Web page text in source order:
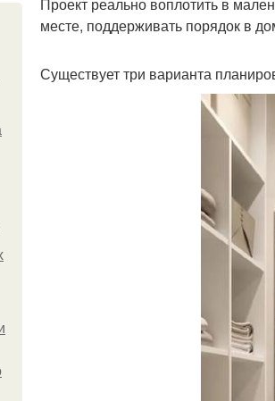
месте, поддерживать порядок в
Существует три варианта